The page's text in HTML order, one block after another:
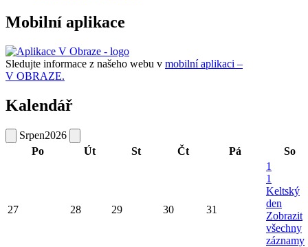
Mobilní aplikace
Sledujte informace z našeho webu v mobilní aplikaci –
V OBRAZE.
Kalendář
Srpen2026
Po
Út St Čt Pá So
27 28 29 30 31
1
1
Keltský
den
Zobrazit
všechny
záznamy